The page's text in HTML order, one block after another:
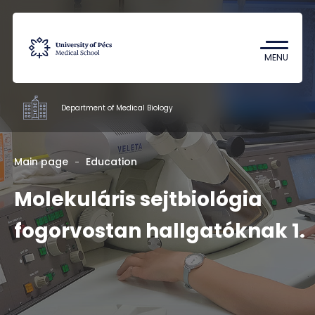
MENU
Coronavirus
Undergraduate Student Research
Departments
Education
Research
Staff
Contacts
Nyelv HU
Department of Medical Biology
Main page Education
Molekuláris sejtbiológia
fogorvostan hallgatóknak 1.